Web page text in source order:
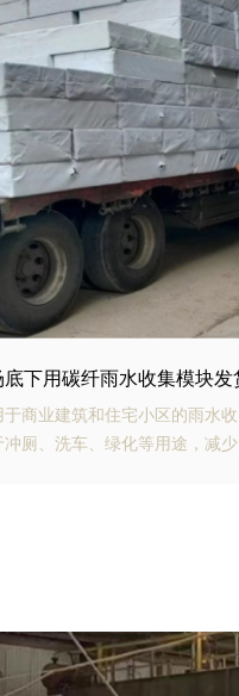
多孔纤维棉正在发货
载能力、高抗渗能力、抗老化
应设计有反冲洗装置，以防止